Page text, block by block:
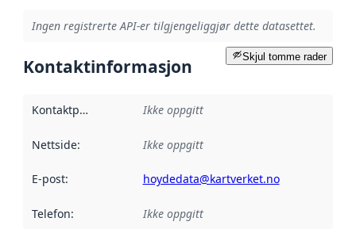
Ingen registrerte API-er tilgjengeliggjør dette datasettet.
Skjul tomme rader
Kontaktinformasjon
Kontaktpunkt Ikke oppgitt
Nettside: Ikke oppgitt
E-post: hoydedata@kartverket.no
Telefon: Ikke oppgitt